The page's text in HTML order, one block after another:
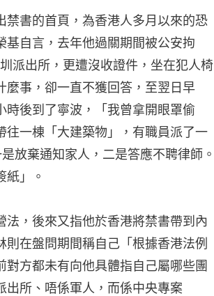
書的首頁，為香港人多月以來的恐
自言，去年他過關期間被公安拘
派出所，更遭沒收證件，坐在犯人椅
麼事，卻一直不獲回答，至翌日早
時後到了寧波，「我曾拿開眼罩偷
一棟「大建築物」，有職員派了一
放棄通知家人，二是答應不聘律師。
紙」。
，後來又指他於香港將禁書帶到內
在盤問期間稱自己「根據香港法例
方都未有向他具體指自己屬哪些團
出所、唔係軍人，而係中央專案